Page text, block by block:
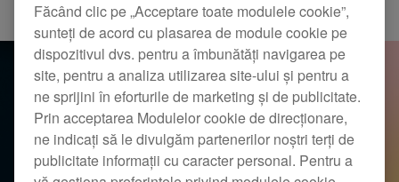
Făcând clic pe „Acceptare toate modulele cookie”,
sunteți de acord cu plasarea de module cookie pe
dispozitivul dvs. pentru a îmbunătăți navigarea pe
site, pentru a analiza utilizarea site-ului și pentru a
ne sprijini în eforturile de marketing și de publicitate.
Prin acceptarea Modulelor cookie de direcționare,
ne indicați să le divulgăm partenerilor noștri terți de
publicitate informații cu caracter personal. Pentru a